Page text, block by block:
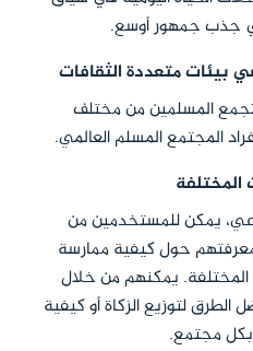
جذب جمهور أوسع.
بيئات متعددة الثقافات
المسلمين من مختلف
المجتمع المسلم العالمي.
المختلفة
يمكن للمستخدمين من
حول كيفية ممارسة
المختلفة. يمكنهم من خلال
لتوزيع الزكاة أو كيفية
بكل مجتمع.